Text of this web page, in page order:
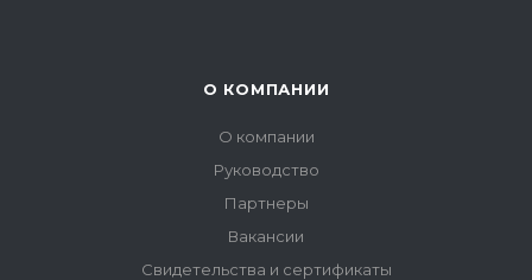
О КОМПАНИИ
О компании
Руководство
Партнеры
Вакансии
Свидетельства и сертификаты